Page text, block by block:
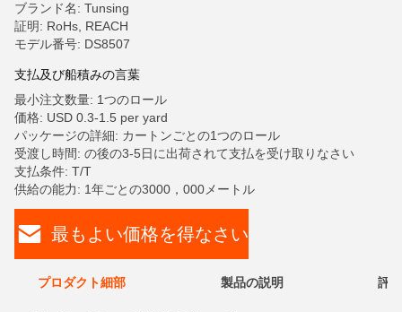
ブランド名: Tunsing
証明: RoHs, REACH
モデル番号: DS8507
支払及び船積みの言葉
最小注文数量: 1つのロール
価格: USD 0.3-1.5 per yard
パッケージの詳細: カートンごとの1つのロール
受渡し時間: の後の3-5日に出荷されて支払を受け取りなさい
支払条件: T/T
供給の能力: 1年ごとの3000，000メートル
最もよい価格を得なさい
プロダクト細部 製品の説明 評